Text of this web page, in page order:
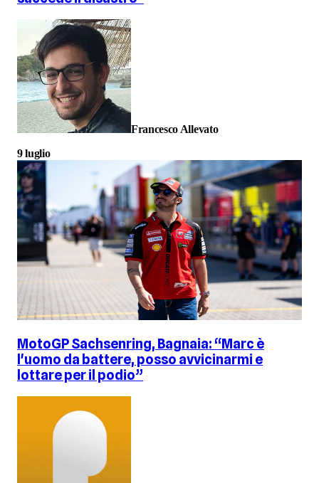
Francesco Allevato
9 luglio
MotoGP Sachsenring, Bagnaia: “Marc è
l'uomo da battere, posso avvicinarmi e
lottare per il podio”